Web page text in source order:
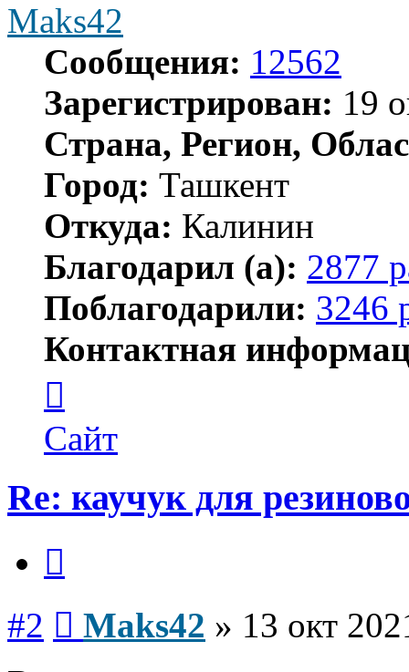
Maks42
Сообщения: 12562
Зарегистрирован: 19
Страна, Регион,
Город: Ташкент
Откуда: Калинин
Благодарил (а): 2877
Поблагодарили: 3246
Контактная
пользователя
Maks42
Сайт
Re: каучук для
#2 Maks42 » 13 окт